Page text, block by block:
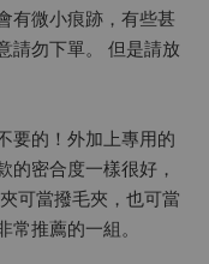
有微小痕跡，有些甚
請勿下單。 但是請放
要的！外加上專用的
的密合度一樣很好，
可當撥毛夾，也可當
推薦的一組。